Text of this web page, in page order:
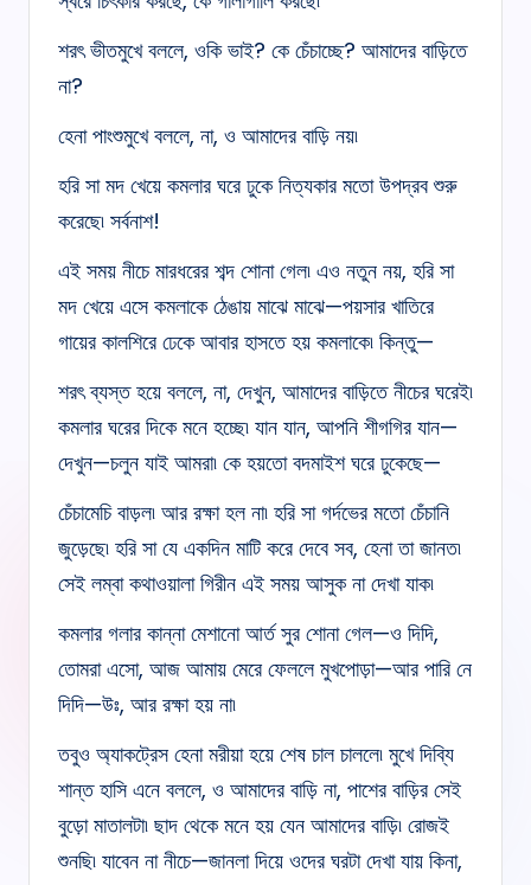
শরৎ ভীতমুখে বললে, ওকি ভাই? কে চেঁচাচ্ছে? আমাদের বাড়িতে
না?
হেনা পাংশুমুখে বললে, না, ও আমাদের বাড়ি নয়৷
হরি সা মদ খেয়ে কমলার ঘরে ঢুকে নিত্যকার মতো উপদ্রব শুরু
করেছে৷ সর্বনাশ!
এই সময় নীচে মারধরের শব্দ শোনা গেল৷ এও নতুন নয়, হরি সা
মদ খেয়ে এসে কমলাকে ঠেঙায় মাঝে মাঝে—পয়সার খাতিরে
গায়ের কালশিরে ঢেকে আবার হাসতে হয় কমলাকে৷ কিন্তু—
শরৎ ব্যস্ত হয়ে বললে, না, দেখুন, আমাদের বাড়িতে নীচের ঘরেই৷
কমলার ঘরের দিকে মনে হচ্ছে৷ যান যান, আপনি শীগগির যান—
দেখুন—চলুন যাই আমরা৷ কে হয়তো বদমাইশ ঘরে ঢুকেছে—
চেঁচামেচি বাড়ল৷ আর রক্ষা হল না৷ হরি সা গর্দভের মতো চেঁচানি
জুড়েছে৷ হরি সা যে একদিন মাটি করে দেবে সব, হেনা তা জানত৷
সেই লম্বা কথাওয়ালা গিরীন এই সময় আসুক না দেখা যাক৷
কমলার গলার কান্না মেশানো আর্ত সুর শোনা গেল—ও দিদি,
তোমরা এসো, আজ আমায় মেরে ফেললে মুখপোড়া—আর পারি নে
দিদি—উঃ, আর রক্ষা হয় না৷
তবুও অ্যাকট্রেস হেনা মরীয়া হয়ে শেষ চাল চাললে৷ মুখে দিব্যি
শান্ত হাসি এনে বললে, ও আমাদের বাড়ি না, পাশের বাড়ির সেই
বুড়ো মাতালটা৷ ছাদ থেকে মনে হয় যেন আমাদের বাড়ি৷ রোজই
শুনছি৷ যাবেন না নীচে—জানলা দিয়ে ওদের ঘরটা দেখা যায় কিনা,